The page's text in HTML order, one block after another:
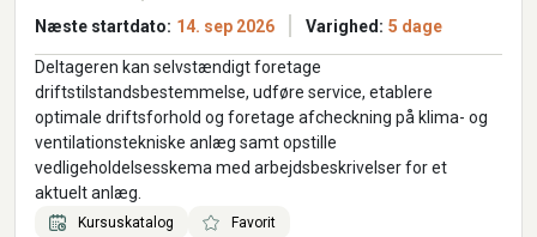
Næste startdato: 14. sep 2026 Varighed: 5 dage
Deltageren kan selvstændigt foretage
driftstilstandsbestemmelse, udføre service, etablere
optimale driftsforhold og foretage afcheckning på klima- og
ventilationstekniske anlæg samt opstille
vedligeholdelsesskema med arbejdsbeskrivelser for et
aktuelt anlæg.
Kursuskatalog Favorit